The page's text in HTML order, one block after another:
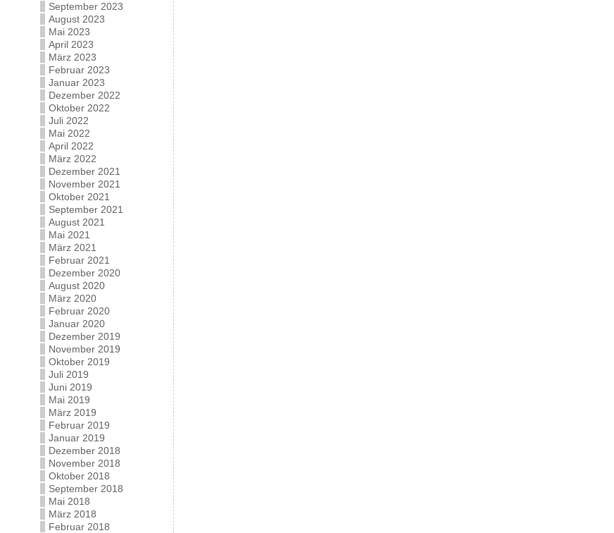
September 2023
August 2023
Mai 2023
April 2023
März 2023
Februar 2023
Januar 2023
Dezember 2022
Oktober 2022
Juli 2022
Mai 2022
April 2022
März 2022
Dezember 2021
November 2021
Oktober 2021
September 2021
August 2021
Mai 2021
März 2021
Februar 2021
Dezember 2020
August 2020
März 2020
Februar 2020
Januar 2020
Dezember 2019
November 2019
Oktober 2019
Juli 2019
Juni 2019
Mai 2019
März 2019
Februar 2019
Januar 2019
Dezember 2018
November 2018
Oktober 2018
September 2018
Mai 2018
März 2018
Februar 2018